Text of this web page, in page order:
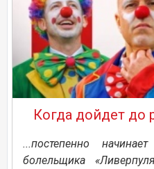
Когда дойдет до
...постепенно
болельщика